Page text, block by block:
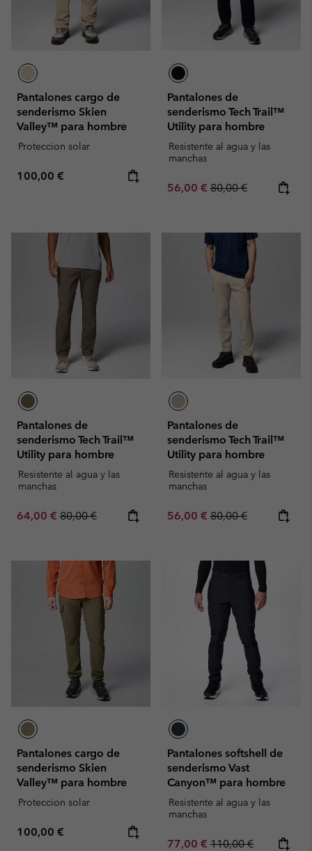
Pantalones cargo de
senderismo Skien
Valley™ para hombre
Proteccion solar
Regular price:
100,00 €
Pantalones de
senderismo Tech Trail™
Utility para hombre
Resistente al agua y las
manchas
Sale price:
56,00 € Regular price:
80,00 €
Pantalones de
senderismo Tech Trail™
Utility para hombre
Resistente al agua y las
manchas
Sale price:
64,00 € Regular price:
80,00 €
Pantalones de
senderismo Tech Trail™
Utility para hombre
Resistente al agua y las
manchas
Sale price:
56,00 € Regular price:
80,00 €
Pantalones cargo de
senderismo Skien
Valley™ para hombre
Proteccion solar
Regular price:
100,00 €
Pantalones softshell de
senderismo Vast
Canyon™ para hombre
Resistente al agua y las
manchas
Sale price:
77,00 € Regular price:
110,00 €